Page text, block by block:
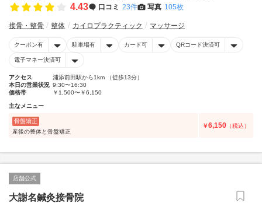
4.43 口コミ 23件 写真 105枚
接骨・整骨 整体 カイロプラクティック マッサージ
クーポン有 駐車場有 カード可 QRコード決済可
電子マネー決済可
アクセス
浦添前田駅から1km （徒歩13分）
本日の営業状況 9:30〜16:30
価格帯
￥1,500〜￥6,150
主なメニュー
骨盤矯正
産後の整体と骨盤矯正
￥6,150 （税込）
店舗公式
大謝名鍼灸接骨院